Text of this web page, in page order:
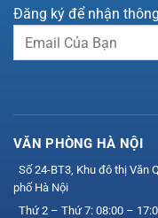
Đăng ký để nhận
VĂN PHÒNG HÀ NỘI
Số 24-BT3, Khu đô thị Văn
phố Hà Nội
Thứ 2 – Thứ 7: 08:00 –